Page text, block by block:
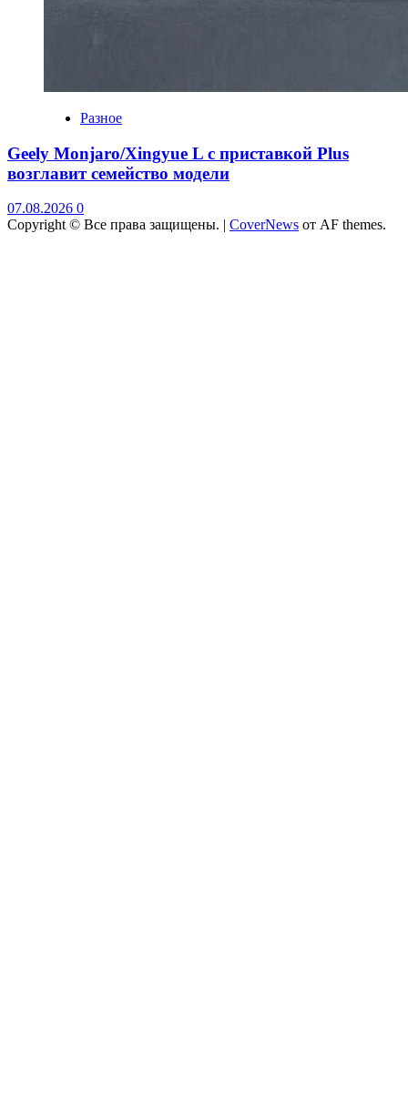
Разное
Geely Monjaro/Xingyue L с приставкой Plus
возглавит семейство модели
07.08.2026 0
Copyright © Все права защищены. | CoverNews от AF themes.